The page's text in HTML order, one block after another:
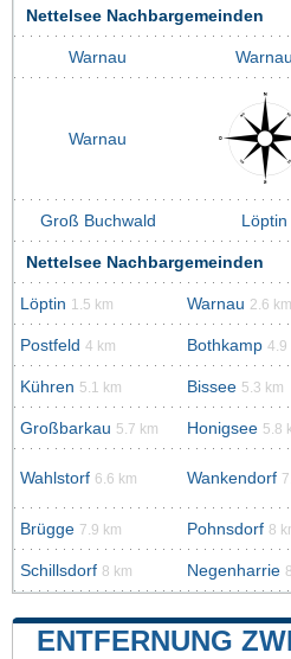
Nettelsee Nachbargemeinden
Warnau Warnau
Warnau
Groß Buchwald Löptin
Nettelsee Nachbargemeinden
Löptin 1.5 km Warnau 2.6 km
Postfeld 4 km Bothkamp 4.9
Kühren 5.1 km Bissee 5.3 km
Großbarkau 5.7 km Honigsee 5.8
Wahlstorf 6.6 km Wankendorf
Brügge 7.9 km Pohnsdorf 8
Schillsdorf 8 km Negenharrie
ENTFERNUNG